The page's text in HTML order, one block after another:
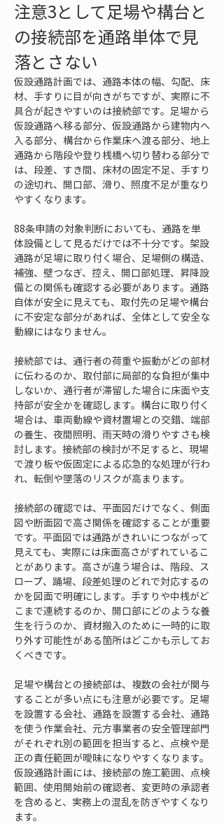
注意3として足場や構台と
の接続部を通路単体で見
落とさない
仮設通路計画では、通路本体の幅、勾配、床
材、手すりに目が向きがちですが、実際に不
具合が起きやすいのは接続部です。足場から
仮設通路へ移る部分、仮設通路から建物内へ
入る部分、構台から作業床へ渡る部分、地上
通路から階段や登り桟橋へ切り替わる部分で
は、段差、すき間、床材の固定不足、手すり
の途切れ、開口部、滑り、照度不足が重なり
やすくなります。
88条申請の対象判断においても、通路を単
体設備として見るだけでは不十分です。架設
通路が足場に取り付く場合、足場側の構造、
補強、壁つなぎ、控え、開口部処理、昇降設
備との関係も確認する必要があります。通路
自体が安全に見えても、取付先の足場や構台
に不安定な部分があれば、全体として安全な
動線にはなりません。
接続部では、通行者の荷重や振動がどの部材
に伝わるのか、取付部に局部的な負担が集中
しないか、通行者が滞留した場合に床面や支
持部が安全かを確認します。構台に取り付く
場合は、車両動線や資材置場との交錯、端部
の養生、夜間照明、雨天時の滑りやすさも検
討します。接続部の検討が不足すると、現場
で渡り板や仮固定による応急的な処理が行わ
れ、転倒や墜落のリスクが高まります。
接続部の確認では、平面図だけでなく、側面
図や断面図で高さ関係を確認することが重要
です。平面図では通路がきれいにつながって
見えても、実際には床面高さがずれているこ
とがあります。高さが違う場合は、階段、ス
ロープ、踊場、段差処理のどれで対応するの
かを図面で明確にします。手すりや中桟がど
こまで連続するのか、開口部にどのような養
生を行うのか、資材搬入のために一時的に取
り外す可能性がある箇所はどこかも示してお
くべきです。
足場や構台との接続部は、複数の会社が関与
することが多い点にも注意が必要です。足場
を設置する会社、通路を設置する会社、通路
を使う作業会社、元方事業者の安全管理部門
がそれぞれ別の範囲を担当すると、点検や是
正の責任範囲が曖昧になりやすくなります。
仮設通路計画には、接続部の施工範囲、点検
範囲、使用開始前の確認者、変更時の承認者
を含めると、実務上の混乱を防ぎやすくなり
ます。